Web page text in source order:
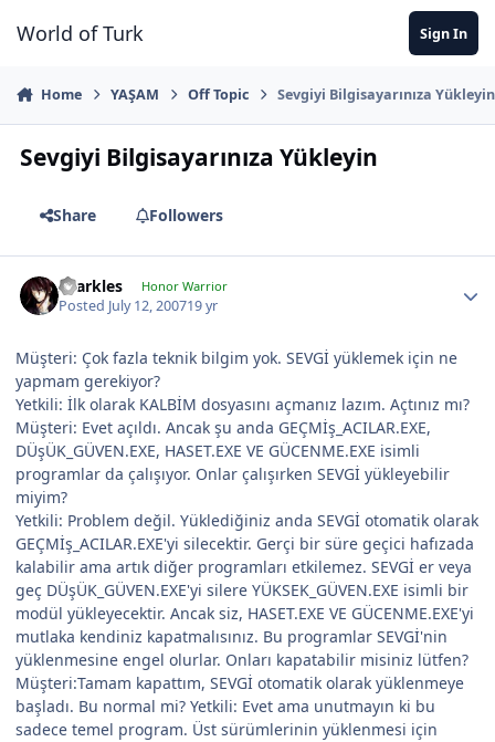
World of Turk Sign In
Home YAŞAM Off Topic Sevgiyi Bilgisayarınıza Yükleyin
Sevgiyi Bilgisayarınıza Yükleyin
Share Followers
sparkles Honor Warrior
Posted July 12, 200719 yr
Müşteri: Çok fazla teknik bilgim yok. SEVGİ yüklemek için ne
yapmam gerekiyor?
Yetkili: İlk olarak KALBİM dosyasını açmanız lazım. Açtınız mı?
Müşteri: Evet açıldı. Ancak şu anda GEÇMİş_ACILAR.EXE,
DÜşÜK_GÜVEN.EXE, HASET.EXE VE GÜCENME.EXE isimli
programlar da çalışıyor. Onlar çalışırken SEVGİ yükleyebilir
miyim?
Yetkili: Problem değil. Yüklediğiniz anda SEVGİ otomatik olarak
GEÇMİş_ACILAR.EXE'yi silecektir. Gerçi bir süre geçici hafızada
kalabilir ama artık diğer programları etkilemez. SEVGİ er veya
geç DÜşÜK_GÜVEN.EXE'yi silere YÜKSEK_GÜVEN.EXE isimli bir
modül yükleyecektir. Ancak siz, HASET.EXE VE GÜCENME.EXE'yi
mutlaka kendiniz kapatmalısınız. Bu programlar SEVGİ'nin
yüklenmesine engel olurlar. Onları kapatabilir misiniz lütfen?
Müşteri:Tamam kapattım, SEVGİ otomatik olarak yüklenmeye
başladı. Bu normal mi? Yetkili: Evet ama unutmayın ki bu
sadece temel program. Üst sürümlerinin yüklenmesi için